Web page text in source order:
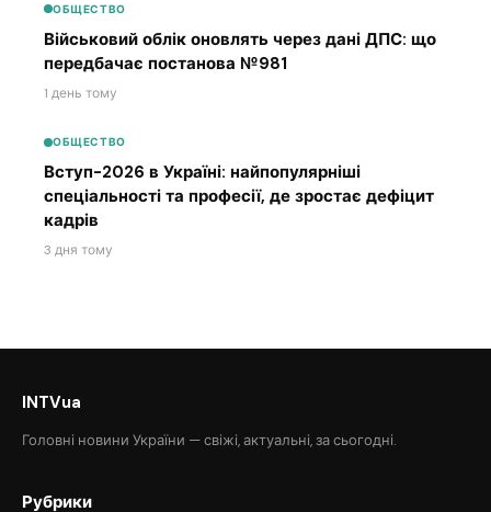
ОБЩЕСТВО
Військовий облік оновлять через дані ДПС: що
передбачає постанова №981
1 день тому
ОБЩЕСТВО
Вступ-2026 в Україні: найпопулярніші
спеціальності та професії, де зростає дефіцит
кадрів
3 дня тому
INTVua
Головні новини України — свіжі, актуальні, за сьогодні.
Рубрики